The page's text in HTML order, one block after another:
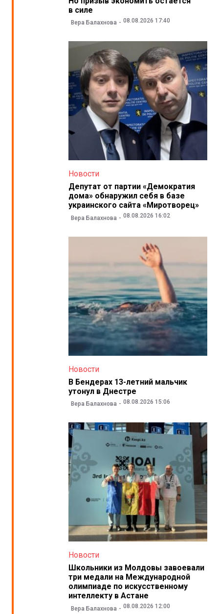
в силе
Вера Балахнова 08.08.2026 17:40
Новости
Депутат от партии «Демократия
дома» обнаружил себя в базе
украинского сайта «Миротворец»
Вера Балахнова 08.08.2026 16:02
Новости
В Бендерах 13-летний мальчик
утонул в Днестре
Вера Балахнова 08.08.2026 15:06
Новости
Школьники из Молдовы завоевали
три медали на Международной
олимпиаде по искусственному
интеллекту в Астане
Вера Балахнова 08.08.2026 12:00